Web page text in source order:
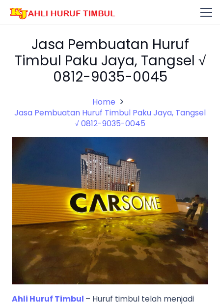
Jasa Pembuatan Huruf
Timbul Paku Jaya, Tangsel √
0812-9035-0045
Home
Jasa Pembuatan Huruf Timbul Paku Jaya, Tangsel
√ 0812-9035-0045
Ahli Huruf Timbul – Huruf timbul telah menjadi